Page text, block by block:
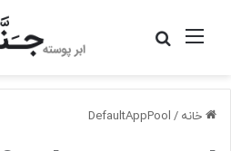
منو
خانه /
DefaultAppPool